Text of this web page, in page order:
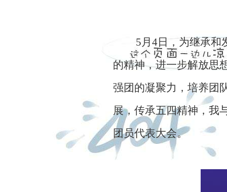
5月4日，为继承和
的精神，进一步解放思
强团的凝聚力，培养团
展，传承五四精神，我
团员代表大会。